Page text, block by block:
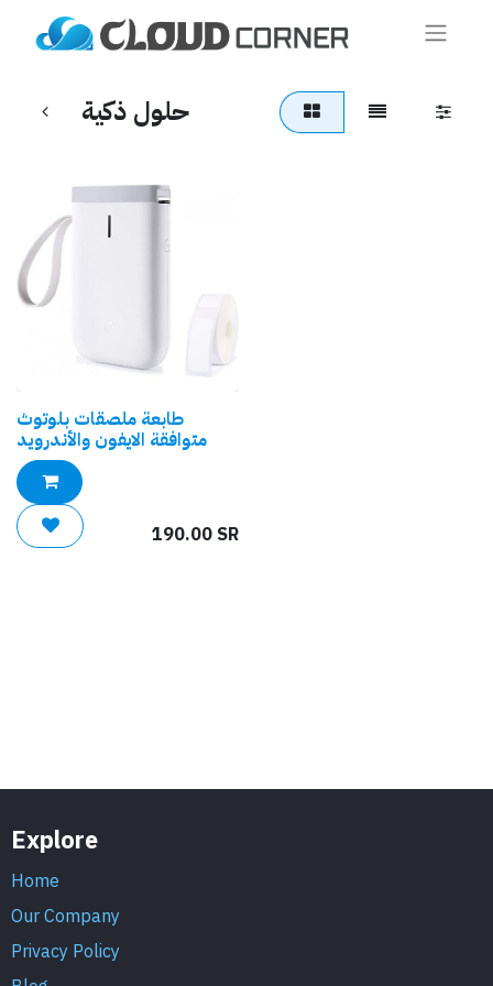
حلول ذكية
طابعة ملصقات بلوتوث
متوافقة الايفون والأندرويد
190.00SR
Explore
Home
Our Company
Privacy Policy